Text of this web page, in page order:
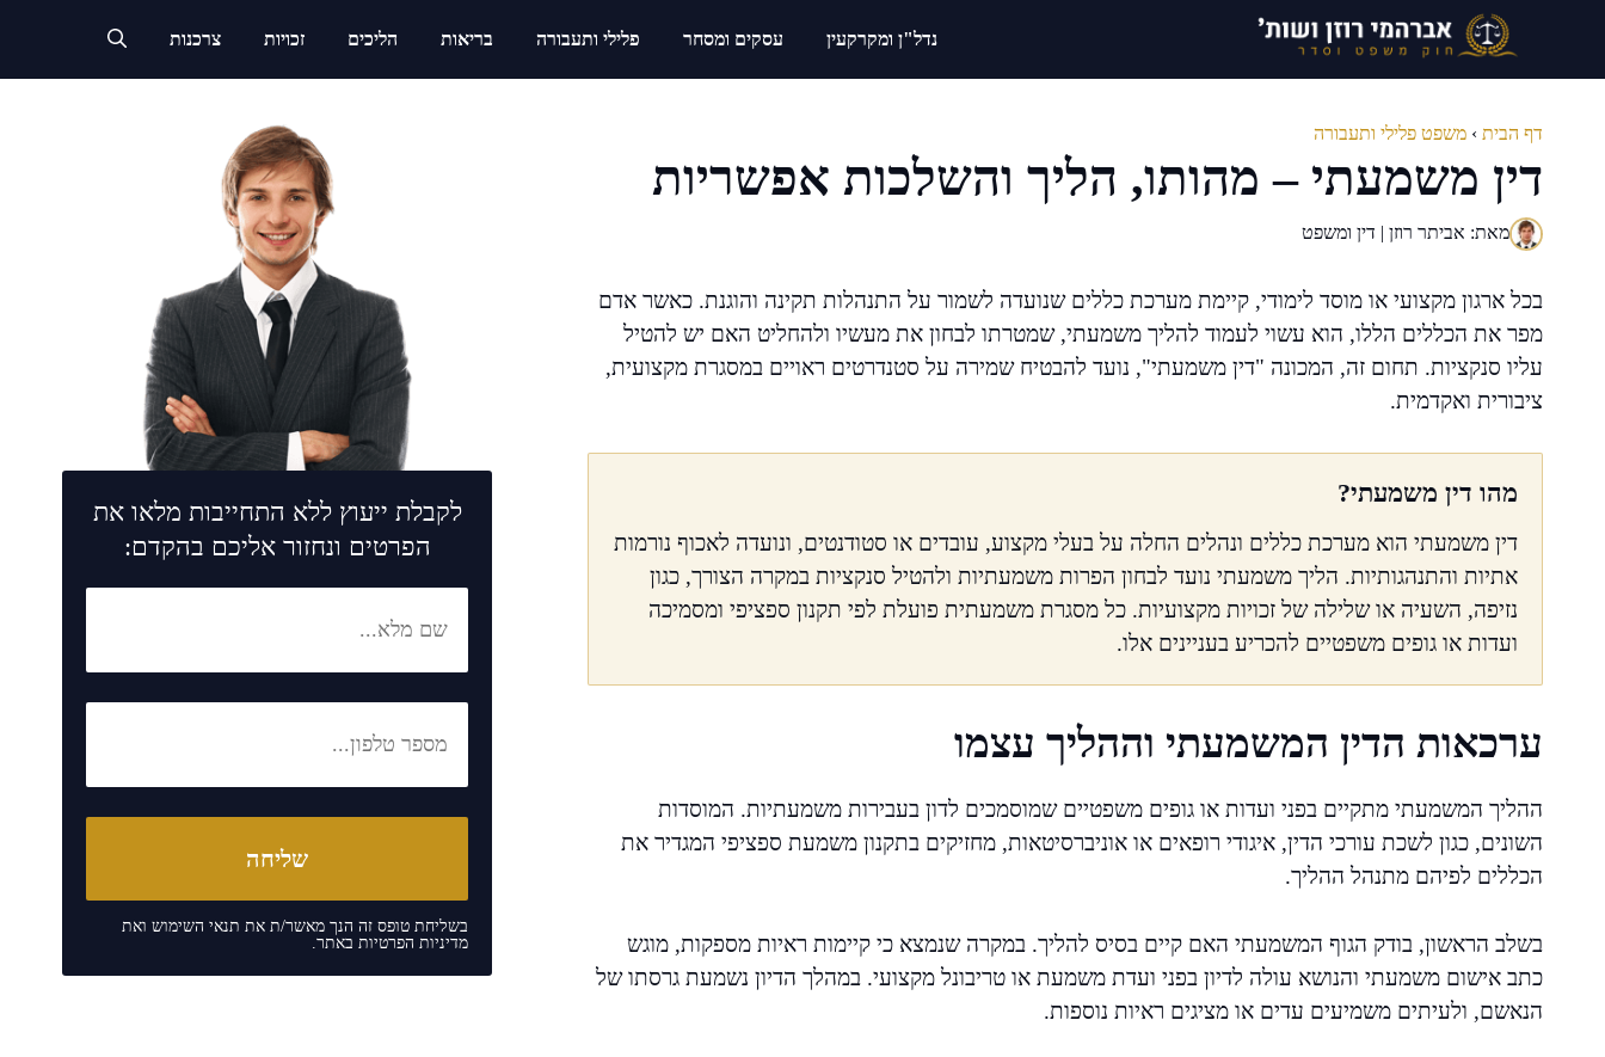
נדל"ן ומקרקעין עסקים ומסחר פלילי ותעבורה בריאות הליכים זכויות צרכנות
דף הבית › משפט פלילי ותעבורה
דין משמעתי – מהותו, הליך והשלכות אפשריות
מאת: אביתר רוזן | דין ומשפט
בכל ארגון מקצועי או מוסד לימודי, קיימת מערכת כללים שנועדה לשמור על התנהלות תקינה והוגנת. כאשר אדם
מפר את הכללים הללו, הוא עשוי לעמוד להליך משמעתי, שמטרתו לבחון את מעשיו ולהחליט האם יש להטיל
עליו סנקציות. תחום זה, המכונה "דין משמעתי", נועד להבטיח שמירה על סטנדרטים ראויים במסגרת מקצועית,
ציבורית ואקדמית.
מהו דין משמעתי?
דין משמעתי הוא מערכת כללים ונהלים החלה על בעלי מקצוע, עובדים או סטודנטים, ונועדה לאכוף נורמות
אתיות והתנהגותיות. הליך משמעתי נועד לבחון הפרות משמעתיות ולהטיל סנקציות במקרה הצורך, כגון
נזיפה, השעיה או שלילה של זכויות מקצועיות. כל מסגרת משמעתית פועלת לפי תקנון ספציפי ומסמיכה
ועדות או גופים משפטיים להכריע בעניינים אלו.
ערכאות הדין המשמעתי וההליך עצמו
ההליך המשמעתי מתקיים בפני ועדות או גופים משפטיים שמוסמכים לדון בעבירות משמעתיות. המוסדות
השונים, כגון לשכת עורכי הדין, איגודי רופאים או אוניברסיטאות, מחזיקים בתקנון משמעת ספציפי המגדיר את
הכללים לפיהם מתנהל ההליך.
בשלב הראשון, בודק הגוף המשמעתי האם קיים בסיס להליך. במקרה שנמצא כי קיימות ראיות מספקות, מוגש
כתב אישום משמעתי והנושא עולה לדיון בפני ועדת משמעת או טריבונל מקצועי. במהלך הדיון נשמעת גרסתו של
הנאשם, ולעיתים משמיעים עדים או מציגים ראיות נוספות.
לקבלת ייעוץ ללא התחייבות מלאו את
הפרטים ונחזור אליכם בהקדם:
בשליחת טופס זה הנך מאשר/ת את תנאי השימושואת
מדיניות הפרטיותבאתר.